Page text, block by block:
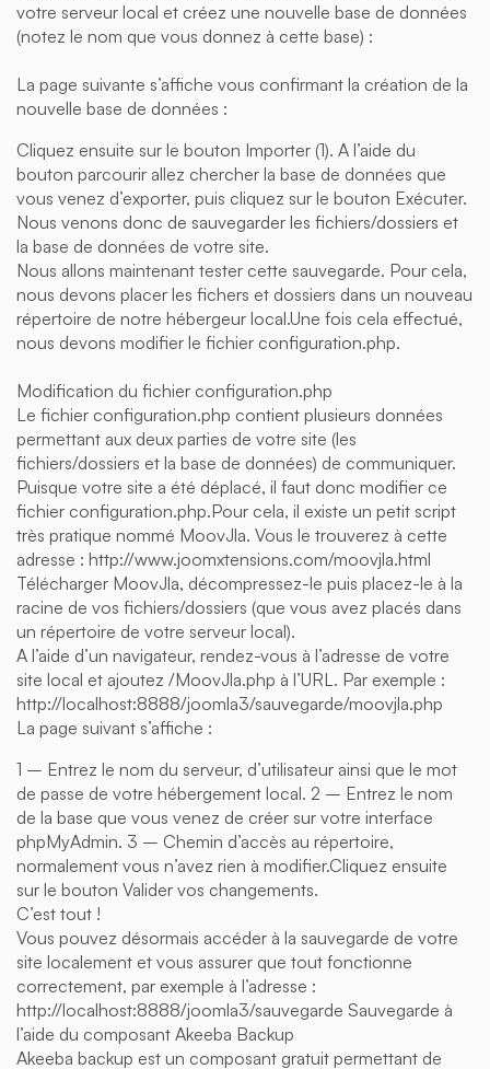
votre serveur local et créez une nouvelle base de données
(notez le nom que vous donnez à cette base) :
La page suivante s’affiche vous confirmant la création de la
nouvelle base de données :
Cliquez ensuite sur le bouton Importer (1). A l’aide du
bouton parcourir allez chercher la base de données que
vous venez d’exporter, puis cliquez sur le bouton Exécuter.
Nous venons donc de sauvegarder les fichiers/dossiers et
la base de données de votre site.
Nous allons maintenant tester cette sauvegarde. Pour cela,
nous devons placer les fichers et dossiers dans un nouveau
répertoire de notre hébergeur local.Une fois cela effectué,
nous devons modifier le fichier configuration.php.
Modification du fichier configuration.php
Le fichier configuration.php contient plusieurs données
permettant aux deux parties de votre site (les
fichiers/dossiers et la base de données) de communiquer.
Puisque votre site a été déplacé, il faut donc modifier ce
fichier configuration.php.Pour cela, il existe un petit script
très pratique nommé MoovJla. Vous le trouverez à cette
adresse : http://www.joomxtensions.com/moovjla.html
Télécharger MoovJla, décompressez-le puis placez-le à la
racine de vos fichiers/dossiers (que vous avez placés dans
un répertoire de votre serveur local).
A l’aide d’un navigateur, rendez-vous à l’adresse de votre
site local et ajoutez /MoovJla.php à l’URL. Par exemple :
http://localhost:8888/joomla3/sauvegarde/moovjla.php
La page suivant s’affiche :
1 – Entrez le nom du serveur, d’utilisateur ainsi que le mot
de passe de votre hébergement local. 2 – Entrez le nom
de la base que vous venez de créer sur votre interface
phpMyAdmin. 3 – Chemin d’accès au répertoire,
normalement vous n’avez rien à modifier.Cliquez ensuite
sur le bouton Valider vos changements.
C’est tout !
Vous pouvez désormais accéder à la sauvegarde de votre
site localement et vous assurer que tout fonctionne
correctement, par exemple à l’adresse :
http://localhost:8888/joomla3/sauvegarde Sauvegarde à
l’aide du composant Akeeba Backup
Akeeba backup est un composant gratuit permettant de